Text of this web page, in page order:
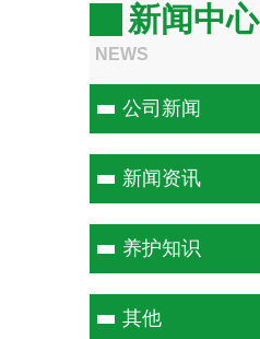
新闻中心
NEWS
公司新闻
新闻资讯
养护知识
其他